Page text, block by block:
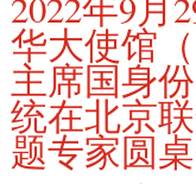
华大使馆
主席国身
统在北京
题专家圆